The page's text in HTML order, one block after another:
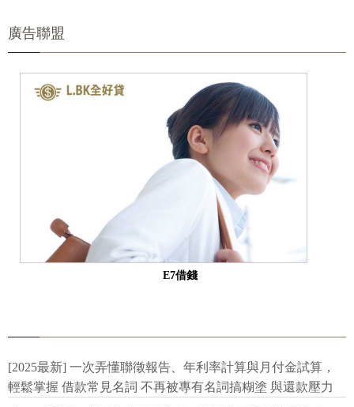
廣告聯盟
E7借錢
[2025最新] 一次弄懂聯徵報告、年利率計算與月付金試算，
輕鬆掌握 借款常見名詞 不再被專有名詞搞糊塗 與還款壓力